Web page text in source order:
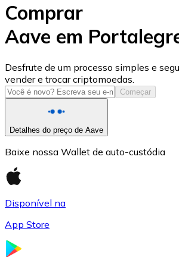
USD Coin
USDC
Comprar
Aave em
Desfrute de um processo simples e
vender e trocar criptomoedas.
Começar
Detalhes do preço de Aave
Baixe nossa Wallet de auto-custódia
Disponível na
App Store